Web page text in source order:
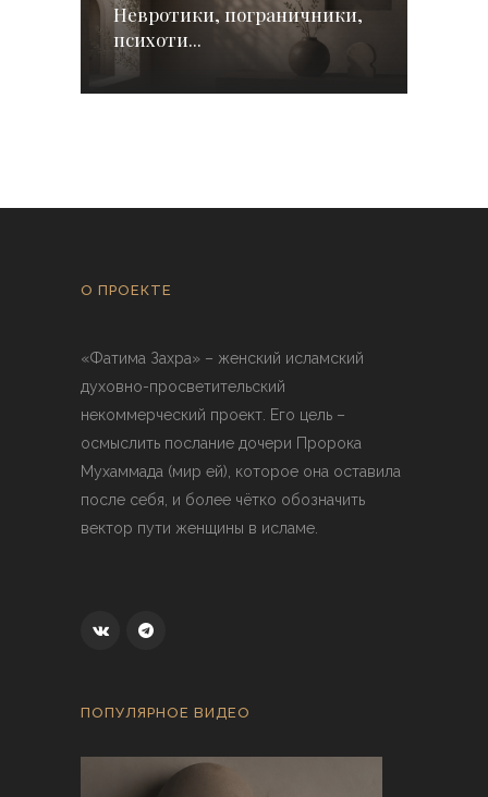
Невротики, пограничники,
психоти...
О ПРОЕКТЕ
«Фатима Захра» – женский исламский
духовно-просветительский
некоммерческий проект. Его цель –
осмыслить послание дочери Пророка
Мухаммада (мир ей), которое она оставила
после себя, и более чётко обозначить
вектор пути женщины в исламе.
ПОПУЛЯРНОЕ ВИДЕО